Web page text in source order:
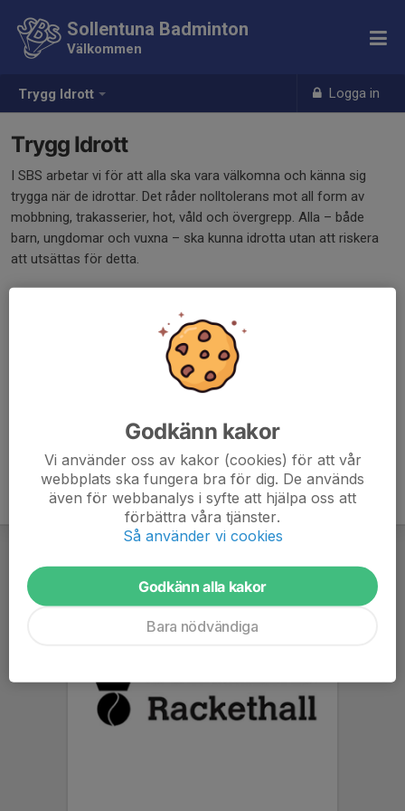
Trygg Idrott Logga in
Sollentuna Badminton
Välkommen
Trygg Idrott
I SBS arbetar vi för att alla ska vara välkomna och känna sig
trygga när de idrottar. Det råder nolltolerans mot all form av
mobbning, trakasserier, hot, våld och övergrepp. Alla – både
barn, ungdomar och vuxna – ska kunna idrotta utan att riskera
att utsättas för detta.
Länk till RF:s Trygg Idrott och SBF:s Badminton:
https://badminton.nu/om-oss/ trygg-idrott
Godkänn kakor
Vi använder oss av kakor (cookies) för att vår
webbplats ska fungera bra för dig. De används
även för webbanalys i syfte att hjälpa oss att
förbättra våra tjänster.
Så använder vi cookies
Godkänn alla kakor
Bara nödvändiga